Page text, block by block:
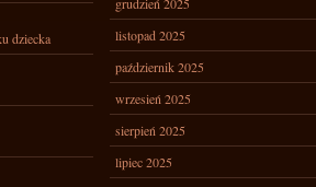
dziecka
listopad 2025
październik 2025
wrzesień 2025
sierpień 2025
lipiec 2025